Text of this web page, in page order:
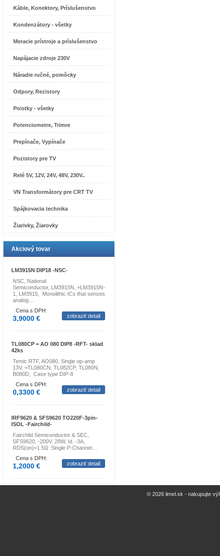
Káble, Konektory, Príslušenstvo
Kondenzátory - všetky
Meracie prístroje a príslušenstvo
Napájacie zdroje 230V
Náradie ručné, pomôcky
Odpory, Rezistory
Poistky - všetky
Potenciometre, Trimre
Prepínače, Vypínače
Pozistory pre TV
Relé 5V, 12V, 24V, 48V, 230V..
VN Transformátory pre CRT TV
Spájkovacia technika
Žiarivky, Žiarovky
Akciový tovar
LM3915N DIP18 -NSC-
NSC, National
Semiconductor, LM3915N, =LM3915N-
1, LM3915, Monolithic ICs that senses
analog…
Cena s DPH:
3,9000 € zobraziť detail
TL080CP = AO 080 DIP8 -RFT- sklad
42ks
Temic RTF, AO080, Single op-amp
13V, =TL080CN, TL082CP, TL080N,
B080D, Case type DIP-8
Cena s DPH:
0,3300 € zobraziť detail
IRF9620 & SFS9620 TO220F-3pin-
ISOL -Fairchild-
Fairchild Semiconductor & SEC,
SFS9620, -200V, 28W, Id. -3A,
RDS(on)=1.5Ω Single P-Channel…
Cena s DPH:
1,2000 € zobraziť detail
© 2026 limel.sk - nakupujte